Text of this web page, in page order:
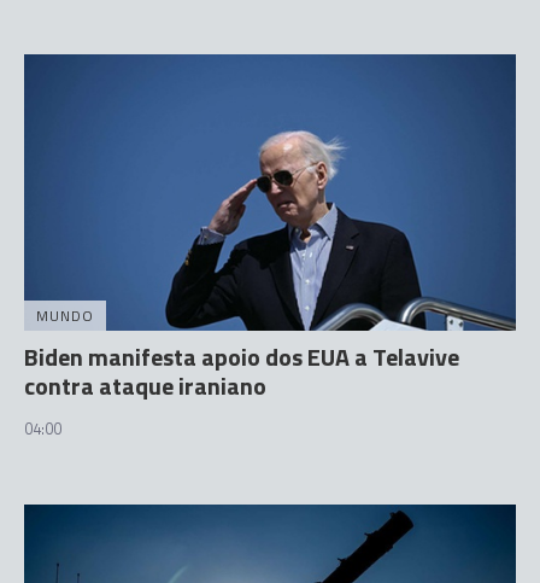
MUNDO
Biden manifesta apoio dos EUA a Telavive
contra ataque iraniano
04:00